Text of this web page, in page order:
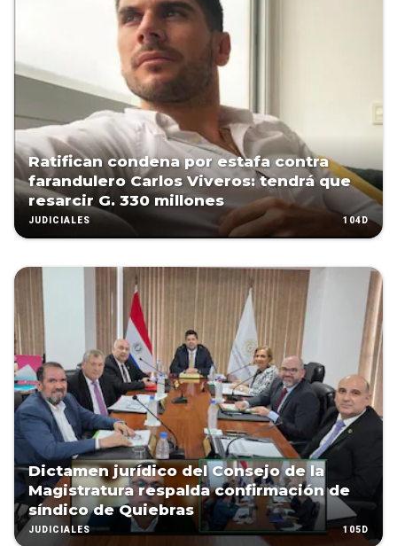
Ratifican condena por estafa contra
farandulero Carlos Viveros: tendrá que
resarcir G. 330 millones
JUDICIALES 104D
Dictamen jurídico del Consejo de la
Magistratura respalda confirmación de
síndico de Quiebras
JUDICIALES 105D